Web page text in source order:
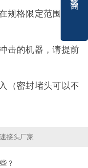
规格限定范围内的
击的机器，请提前
（密封堵头可以不
接头厂家
？